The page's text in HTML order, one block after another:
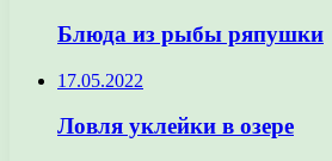
Блюда из рыбы ряпушки
17.05.2022
Ловля уклейки в озере